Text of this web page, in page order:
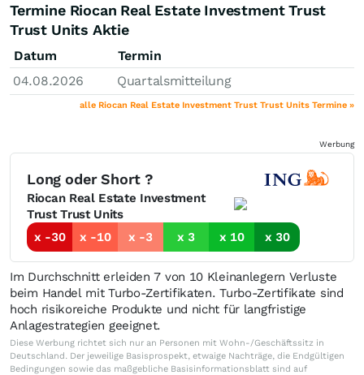
Termine Riocan Real Estate Investment Trust
Trust Units Aktie
Datum
Termin
04.08.2026
Quartalsmitteilung
alle Riocan Real Estate Investment Trust Trust Units Termine »
Werbung
Long oder Short ?
Riocan Real Estate Investment
Trust Trust Units
x -30
x -10 x -3 x 3 x 10 x 30
Im Durchschnitt erleiden 7 von 10 Kleinanlegern Verluste
beim Handel mit Turbo-Zertifikaten. Turbo-Zertifikate sind
hoch risikoreiche Produkte und nicht für langfristige
Anlagestrategien geeignet.
Diese Werbung richtet sich nur an Personen mit Wohn-/Geschäftssitz in
Deutschland. Der jeweilige Basisprospekt, etwaige Nachträge, die Endgültigen
Bedingungen sowie das maßgebliche Basisinformationsblatt sind auf